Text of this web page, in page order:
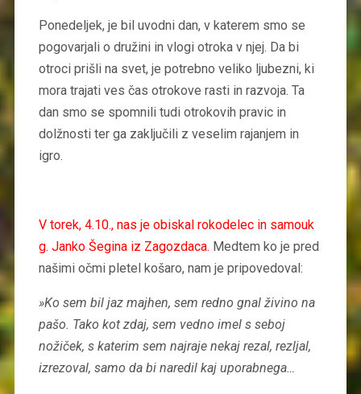
Ponedeljek, je bil uvodni dan, v katerem smo se
pogovarjali o družini in vlogi otroka v njej. Da bi
otroci prišli na svet, je potrebno veliko ljubezni, ki
mora trajati ves čas otrokove rasti in razvoja. Ta
dan smo se spomnili tudi otrokovih pravic in
dolžnosti ter ga zaključili z veselim rajanjem in
igro.
V torek, 4.10., nas je obiskal rokodelec in samouk
g. Janko Šegina iz Zagozdaca. Medtem ko je pred
našimi očmi pletel košaro, nam je pripovedoval:
»Ko sem bil jaz majhen, sem redno gnal živino na
pašo. Tako kot zdaj, sem vedno imel s seboj
nožiček, s katerim sem najraje nekaj rezal, rezljal,
izrezoval, samo da bi naredil kaj uporabnega…